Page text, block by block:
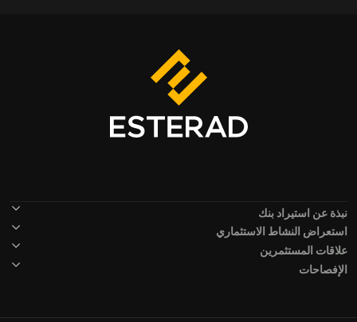
نبذة عن استيراد بنك
استعراض النشاط الاستثماري
علاقات المستثمرين
الإفصاحات